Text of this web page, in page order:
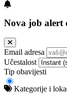
Nova job alert
Email adresa
Učestalost
Tip obavijesti
Kategorije i